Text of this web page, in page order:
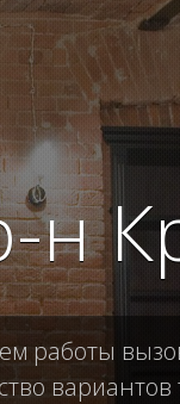
н
работы
вариантов